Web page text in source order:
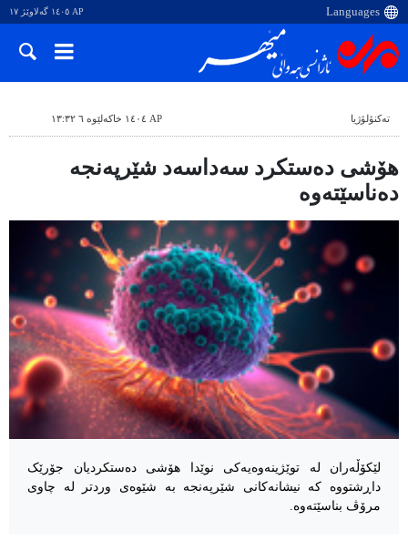
AP ١٤٠٥ گەلاوێژ ١٧
ته‌کنۆلۆژیا AP ١٤٠٤ خاکەلێوە ٦ ١٣:٣٢
هۆشی دەستکرد سەداسەد شێرپەنجە
دەناسێتەوە
لێکۆڵەران لە توێژینەوەیەکی نوێدا هۆشی دەستکردیان جۆرێک
داڕشتووە کە نیشانەکانی شێرپەنجە بە شێوەی وردتر لە چاوی
مرۆڤ بناسێتەوە.